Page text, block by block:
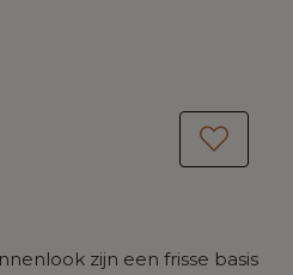
zijn een frisse basis